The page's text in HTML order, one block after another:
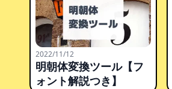
2022/11/12
明朝体変換ツール【フ
ォント解説つき】